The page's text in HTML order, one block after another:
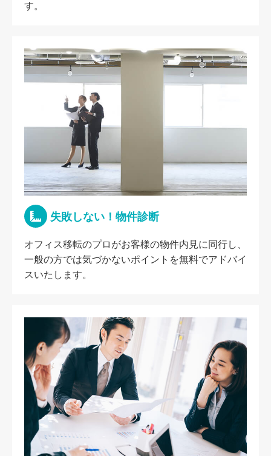
す。
失敗しない！物件診断
オフィス移転のプロがお客様の物件内見に同行し、
一般の方では気づかないポイントを無料でアドバイ
スいたします。